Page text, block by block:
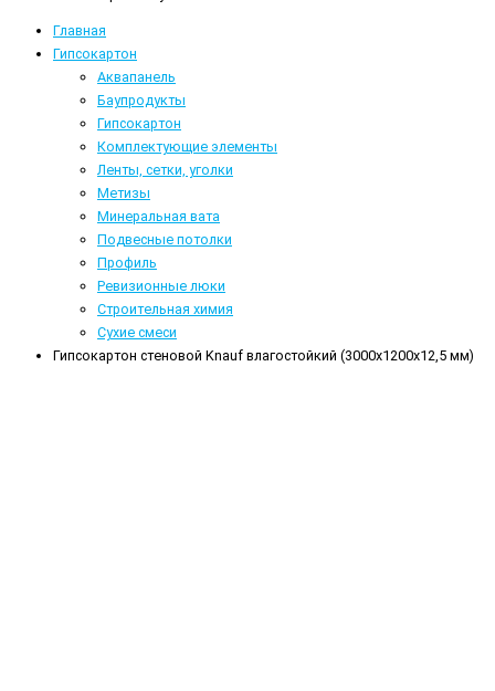
Главная
Гипсокартон
Аквапанель
Баупродукты
Гипсокартон
Комплектующие элементы
Ленты, сетки, уголки
Метизы
Минеральная вата
Подвесные потолки
Профиль
Ревизионные люки
Строительная химия
Сухие смеси
Гипсокартон стеновой Knauf влагостойкий (3000x1200x12,5 мм)